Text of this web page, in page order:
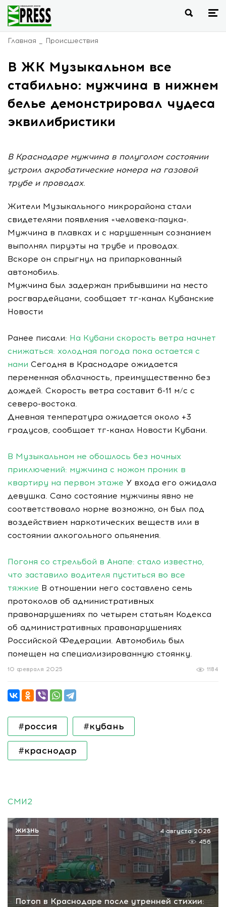
Главная Происшествия
В ЖК Музыкальном все
стабильно: мужчина в нижнем
белье демонстрировал чудеса
эквилибристики
В Краснодаре мужчина в полуголом состоянии
устроил акробатические номера на газовой
трубе и проводах.
Жители Музыкального микрорайона стали
свидетелями появления «человека-паука».
Мужчина в плавках и с нарушенным сознанием
выполнял пируэты на трубе и проводах.
Вскоре он спрыгнул на припаркованный
автомобиль.
Мужчина был задержан прибывшими на место
росгвардейцами, сообщает тг-канал Кубанские
Новости
Ранее писали: На Кубани скорость ветра начнет
снижаться: холодная погода пока остается с
нами Сегодня в Краснодаре ожидается
переменная облачность, преимущественно без
дождей. Скорость ветра составит 6-11 м/с с
северо-востока.
Дневная температура ожидается около +3
градусов, сообщает тг-канал Новости Кубани.
В Музыкальном не обошлось без ночных
приключений: мужчина с ножом проник в
квартиру на первом этаже У входа его ожидала
девушка. Само состояние мужчины явно не
соответствовало норме возможно, он был под
воздействием наркотических веществ или в
состоянии алкогольного опьянения.
Погоня со стрельбой в Анапе: стало известно,
что заставило водителя пуститься во все
тяжкие В отношении него составлено семь
протоколов об административных
правонарушениях по четырем статьям Кодекса
об административных правонарушениях
Российской Федерации. Автомобиль был
помещен на специализированную стоянку.
1184
10 февраля 2025
#россия #кубань
#краснодар
СМИ2
Потоп в Краснодаре после утренней стихии:
4 августа 2026
456
ЖИЗНЬ